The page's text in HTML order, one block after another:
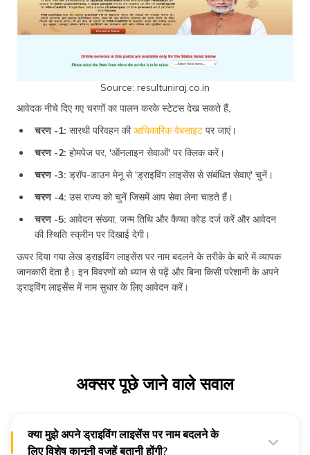
Source: resultuniraj.co.in
आवेदक नीचे दिए गए चरणों का पालन करके स्टेटस देख सकते हैं,
चरण -1: सारथी परिवहन कीआधिकारिक वेबसाइट पर जाएं।
चरण -2: होमपेज पर, 'ऑनलाइन सेवाओं' पर क्लिक करें।
चरण -3: ड्रॉप-डाउन मेनू से 'ड्राइविंग लाइसेंस से संबंधित सेवाएं' चुनें।
चरण -4: उस राज्य को चुनें जिसमें आप सेवा लेना चाहते हैं।
चरण -5: आवेदन संख्या, जन्म तिथि और कैप्चा कोड दर्ज करें और आवेदन
की स्थिति स्क्रीन पर दिखाई देगी।
ऊपर दिया गया लेख ड्राइविंग लाइसेंस पर नाम बदलने के तरीके के बारे में व्यापक
जानकारी देता है। इन विवरणों को ध्यान से पढ़ें और बिना किसी परेशानी के अपने
ड्राइविंग लाइसेंस में नाम सुधार के लिए आवेदन करें।
अक्सर पूछे जाने वाले सवाल
क्या मुझे अपने ड्राइविंग लाइसेंस पर नाम बदलने के
लिए विशेष कानूनी वजहें बतानी होंगी?